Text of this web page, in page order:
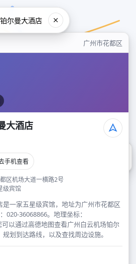
广州市花都区
大酒店
手机查看
区机场大道一横路2号
级宾馆
一家五星级宾馆，地址为广州市花都区
020-36068866。地理坐标：
可以通过高德地图查看广州白云机场铂尔
划到达路线，以及查找周边设施。